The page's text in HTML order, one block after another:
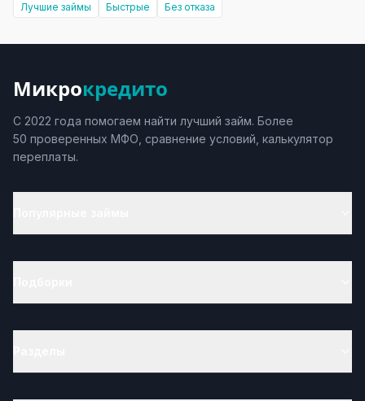
Лучшие займы Быстрые Без отказа
Микрокредито
С 2022 года помогаем найти лучший займ. Более
50 проверенных МФО, сравнение условий, калькулятор
переплаты.